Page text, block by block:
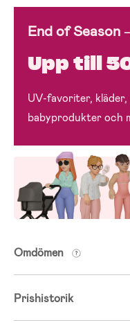
End of Season
Upp till
UV-favoriter, kläder,
babyprodukter och
Omdömen
Prishistorik